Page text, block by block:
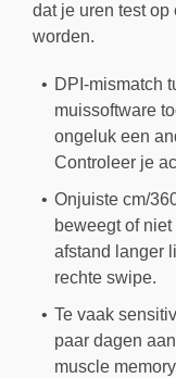
dat je uren test
worden.
DPI-mismatch
muissoftware
ongeluk een
Controleer je
Onjuiste cm/
beweegt of
afstand langer
rechte swipe.
Te vaak
paar dagen
muscle